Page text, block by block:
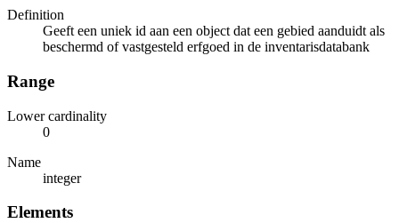
Definition
Geeft een uniek id aan een object dat een gebied aanduidt als
beschermd of vastgesteld erfgoed in de inventarisdatabank
Range
Lower cardinality
0
Name
integer
Elements